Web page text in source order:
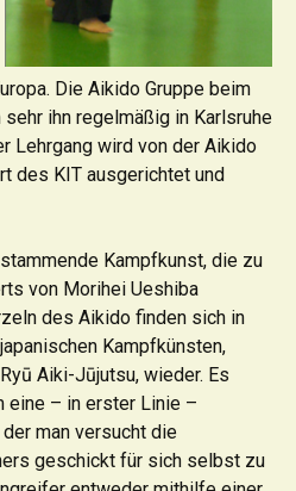
Die Aikido Gruppe beim
ihn regelmäßig in Karlsruhe
Lehrgang wird von der Aikido
des KIT ausgerichtet und
Kampfkunst, die zu
von Morihei Ueshiba
des Aikido finden sich in
Kampfkünsten,
Aiki-Jūjutsu, wieder. Es
eine – in erster Linie –
man versucht die
geschickt für sich selbst zu